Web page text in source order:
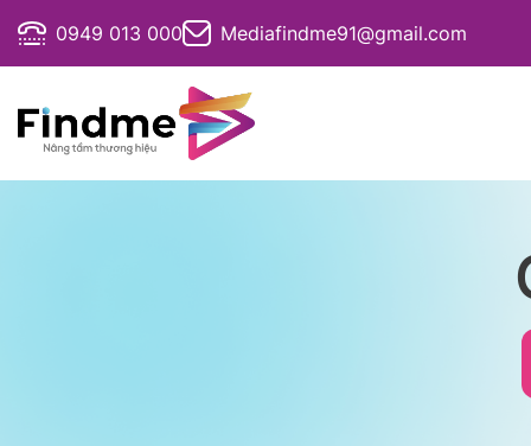
qua
nội
dung
0949 013 000 Mediafindme91@gmail.com